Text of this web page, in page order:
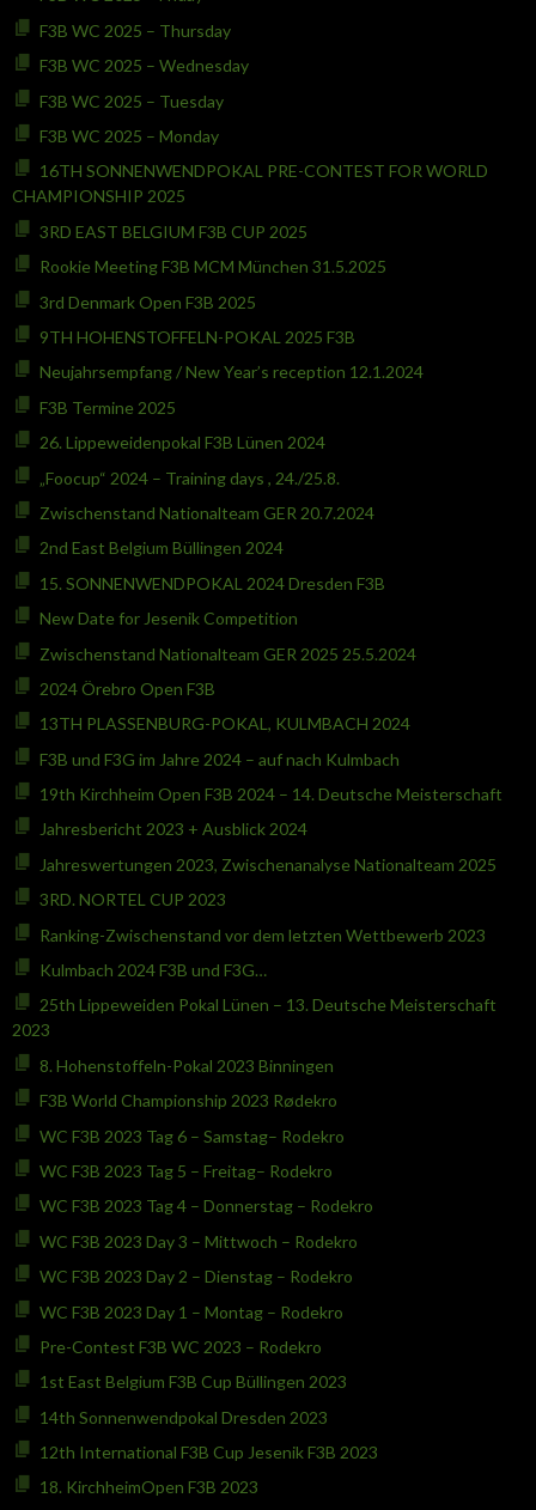
F3B WC 2025 – Thursday
F3B WC 2025 – Wednesday
F3B WC 2025 – Tuesday
F3B WC 2025 – Monday
16TH SONNENWENDPOKAL PRE-CONTEST FOR WORLD
CHAMPIONSHIP 2025
3RD EAST BELGIUM F3B CUP 2025
Rookie Meeting F3B MCM München 31.5.2025
3rd Denmark Open F3B 2025
9TH HOHENSTOFFELN-POKAL 2025 F3B
Neujahrsempfang / New Year’s reception 12.1.2024
F3B Termine 2025
26. Lippeweidenpokal F3B Lünen 2024
„Foocup“ 2024 – Training days , 24./25.8.
Zwischenstand Nationalteam GER 20.7.2024
2nd East Belgium Büllingen 2024
15. SONNENWENDPOKAL 2024 Dresden F3B
New Date for Jesenik Competition
Zwischenstand Nationalteam GER 2025 25.5.2024
2024 Örebro Open F3B
13TH PLASSENBURG-POKAL, KULMBACH 2024
F3B und F3G im Jahre 2024 – auf nach Kulmbach
19th Kirchheim Open F3B 2024 – 14. Deutsche Meisterschaft
Jahresbericht 2023 + Ausblick 2024
Jahreswertungen 2023, Zwischenanalyse Nationalteam 2025
3RD. NORTEL CUP 2023
Ranking-Zwischenstand vor dem letzten Wettbewerb 2023
Kulmbach 2024 F3B und F3G…
25th Lippeweiden Pokal Lünen – 13. Deutsche Meisterschaft
2023
8. Hohenstoffeln-Pokal 2023 Binningen
F3B World Championship 2023 Rødekro
WC F3B 2023 Tag 6 – Samstag– Rodekro
WC F3B 2023 Tag 5 – Freitag– Rodekro
WC F3B 2023 Tag 4 – Donnerstag – Rodekro
WC F3B 2023 Day 3 – Mittwoch – Rodekro
WC F3B 2023 Day 2 – Dienstag – Rodekro
WC F3B 2023 Day 1 – Montag – Rodekro
Pre-Contest F3B WC 2023 – Rodekro
1st East Belgium F3B Cup Büllingen 2023
14th Sonnenwendpokal Dresden 2023
12th International F3B Cup Jesenik F3B 2023
18. KirchheimOpen F3B 2023